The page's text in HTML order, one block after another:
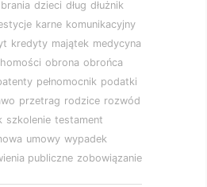
dzieci dług dłużnik
karne komunikacyjny
kredyty majątek medycyna
obrona obrońca
pełnomocnik podatki
przetrag rodzice rozwód
szkolenie testament
umowy wypadek
publiczne zobowiązanie